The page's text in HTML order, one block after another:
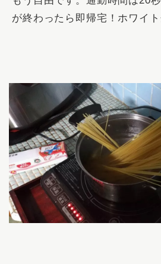
が終わったら即帰宅！ホワイト